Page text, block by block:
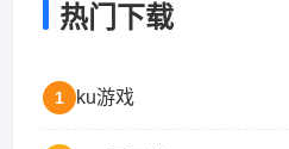
热门下载
1 ku游戏